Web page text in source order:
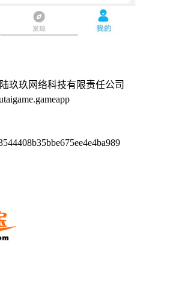
玖玖网络科技有限责任公司